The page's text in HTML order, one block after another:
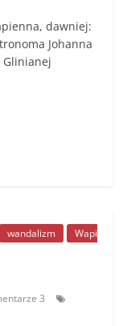
dawniej:
Johanna
Glinianej
wandalizm
Wapi
3